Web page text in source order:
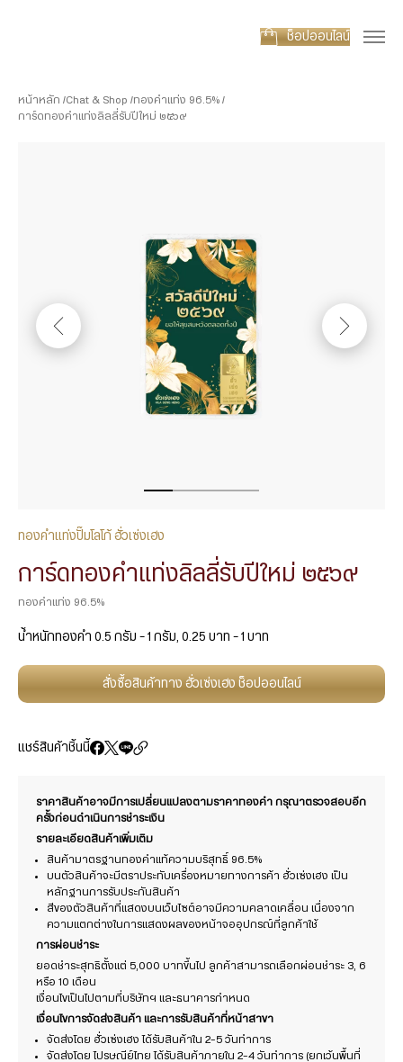
ช็อปออนไลน์
หน้าหลัก Chat & Shop
ทองคำแท่ง 96.5%
การ์ดทองคำแท่งลิลลี่รับปีใหม่ ๒๕๖๙
ทองคำแท่งปั๊มโลโก้ ฮั่วเซ่งเฮง
การ์ดทองคำแท่งลิลลี่รับปีใหม่ ๒๕๖๙
ทองคำแท่ง 96.5%
น้ำหนักทองคำ 0.5 กรัม – 1 กรัม, 0.25 บาท – 1 บาท
สั่งซื้อสินค้าทาง ฮั่วเซ่งเฮง ช็อปออนไลน์
แชร์สินค้าชิ้นนี้
ราคาสินค้าอาจมีการเปลี่ยนแปลงตามราคาทองคำ กรุณาตรวจสอบอีก
ครั้งก่อนดำเนินการชำระเงิน
รายละเอียดสินค้าเพิ่มเติม
สินค้ามาตรฐานทองคำแท้ความบริสุทธิ์ 96.5%
บนตัวสินค้าจะมีตราประทับเครื่องหมายทางการค้า ฮั่วเซ่งเฮง เป็น
หลักฐานการรับประกันสินค้า
สีของตัวสินค้าที่แสดงบนเว็บไซต์อาจมีความคลาดเคลื่อน เนื่องจาก
ความแตกต่างในการแสดงผลของหน้าจออุปกรณ์ที่ลูกค้าใช้
การผ่อนชำระ
ยอดชำระสุทธิตั้งแต่ 5,000 บาทขึ้นไป ลูกค้าสามารถเลือกผ่อนชำระ 3, 6
หรือ 10 เดือน
เงื่อนไขเป็นไปตามที่บริษัทฯ และธนาคารกำหนด
เงื่อนไขการจัดส่งสินค้า และการรับสินค้าที่หน้าสาขา
จัดส่งโดย ฮั่วเซ่งเฮง ได้รับสินค้าใน 2-5 วันทำการ
จัดส่งโดย ไปรษณีย์ไทย ได้รับสินค้าภายใน 2-4 วันทำการ (ยกเว้นพื้นที่